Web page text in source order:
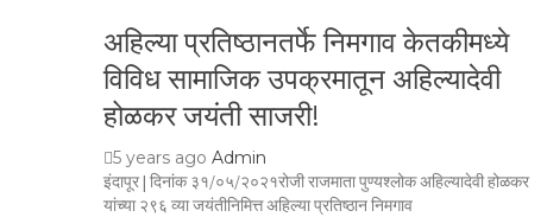
अहिल्या प्रतिष्ठानतर्फे निमगाव केतकीमध्ये
विविध सामाजिक उपक्रमातून अहिल्यादेवी
होळकर जयंती साजरी!
5 years ago Admin
इंदापूर | दिनांक ३१/०५/२०२१रोजी राजमाता पुण्यश्लोक अहिल्यादेवी होळकर
यांच्या २९६ व्या जयंतीनिमित्त अहिल्या प्रतिष्ठान निमगाव